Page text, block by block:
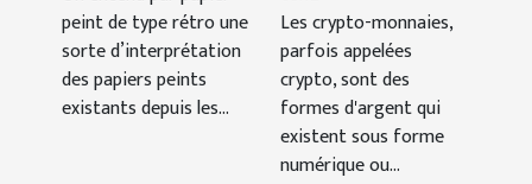
peint de type rétro une
sorte d’interprétation
des papiers peints
existants depuis les...
Les crypto-monnaies,
parfois appelées
crypto, sont des
formes d'argent qui
existent sous forme
numérique ou...